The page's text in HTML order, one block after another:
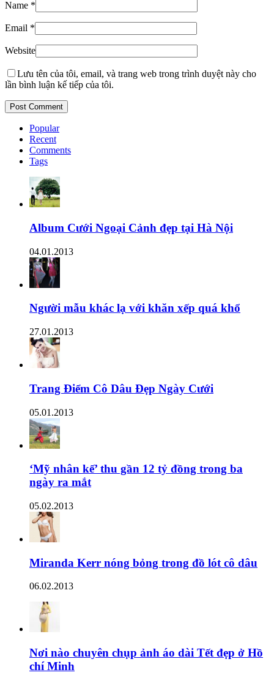
Name *
Email *
Website
Lưu tên của tôi, email, và trang web trong trình duyệt này cho
lần bình luận kế tiếp của tôi.
Popular
Recent
Comments
Tags
Album Cưới Ngoại Cảnh đẹp tại Hà Nội
04.01.2013
Người mẫu khác lạ với khăn xếp quá khổ
27.01.2013
Trang Điểm Cô Dâu Đẹp Ngày Cưới
05.01.2013
‘Mỹ nhân kế’ thu gần 12 tỷ đồng trong ba
ngày ra mắt
05.02.2013
Miranda Kerr nóng bỏng trong đồ lót cô dâu
06.02.2013
Nơi nào chuyên chụp ảnh áo dài Tết đẹp ở Hồ
chí Minh